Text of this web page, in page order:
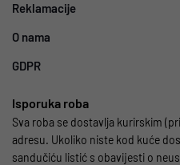
Reklamacije
O nama
GDPR
Isporuka roba
Sva roba se dostavlja kurirskim
adresu. Ukoliko niste kod kuće
sandučiću listić s obavijesti o